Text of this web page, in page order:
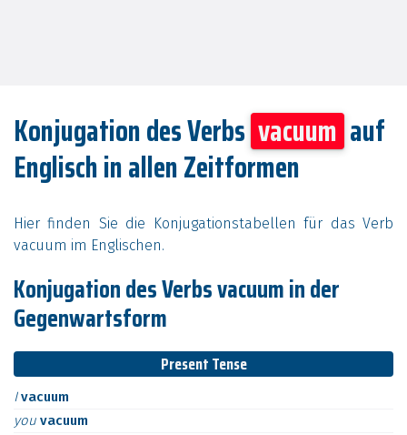
Konjugation des Verbs vacuum auf
Englisch in allen Zeitformen
Hier finden Sie die Konjugationstabellen für das Verb
vacuum im Englischen.
Konjugation des Verbs vacuum in der
Gegenwartsform
Present Tense
Ivacuum
you vacuum